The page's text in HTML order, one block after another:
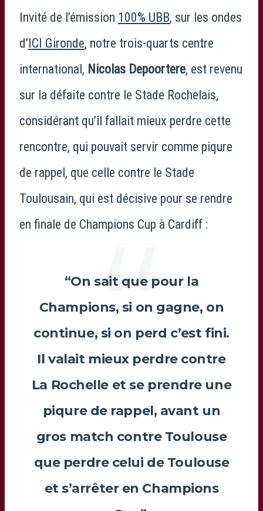
Invité de l’émission 100% UBB, sur les ondes
d’ICI Gironde, notre trois-quarts centre
international, Nicolas Depoortere, est revenu
sur la défaite contre le Stade Rochelais,
considérant qu’il fallait mieux perdre cette
rencontre, qui pouvait servir comme piqure
de rappel, que celle contre le Stade
Toulousain, qui est décisive pour se rendre
en finale de Champions Cup à Cardiff :
“On sait que pour la
Champions, si on gagne, on
continue, si on perd c’est fini.
Il valait mieux perdre contre
La Rochelle et se prendre une
piqure de rappel, avant un
gros match contre Toulouse
que perdre celui de Toulouse
et s’arrêter en Champions